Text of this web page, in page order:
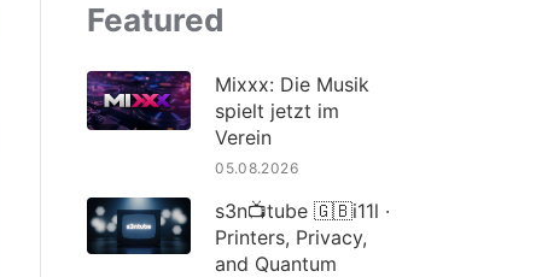
Featured
Mixxx: Die Musik
spielt jetzt im
Verein
05.08.2026
s3n📺tube 🇬🇧i11l ·
Printers, Privacy,
and Quantum